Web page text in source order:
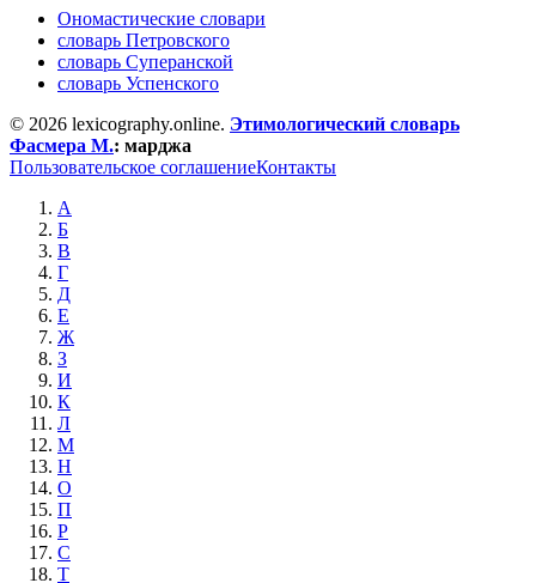
Ономастические словари
словарь Петровского
словарь Суперанской
словарь Успенского
© 2026 lexicography.online. Этимологический словарь
Фасмера М.: марджа
Пользовательское соглашениеКонтакты
А
Б
В
Г
Д
Е
Ж
З
И
К
Л
М
Н
О
П
Р
С
Т